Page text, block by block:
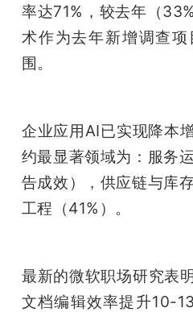
率达71%，较去年（
术作为去年新增调查
围。
企业应用AI已实现降本
约最显著领域为：服务
告成效），供应链与库
工程（41%）。
最新的微软职场研究表
文档编辑效率提升10-